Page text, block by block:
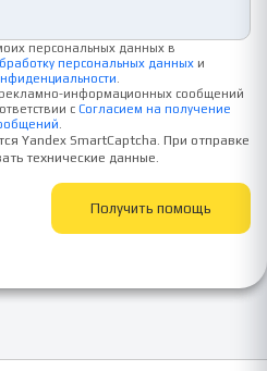
персональных данных в
персональных данных и
информационных сообщений
с Согласием на получение
Yandex SmartCaptcha. При отправке
технические данные.
Получить помощь